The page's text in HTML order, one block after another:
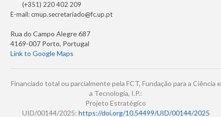
(+351) 220 402 209
E-mail:cmup.secretariado@fc.up.pt
Rua do Campo Alegre 687
4169-007 Porto, Portugal
Link to Google Maps
Financiado total ou parcialmente pela FCT, Fundação para a Ciência e
a Tecnologia, I.P.:
Projeto Estratégico
UID/00144/2025: https://doi.org/10.54499/UID/00144/2025